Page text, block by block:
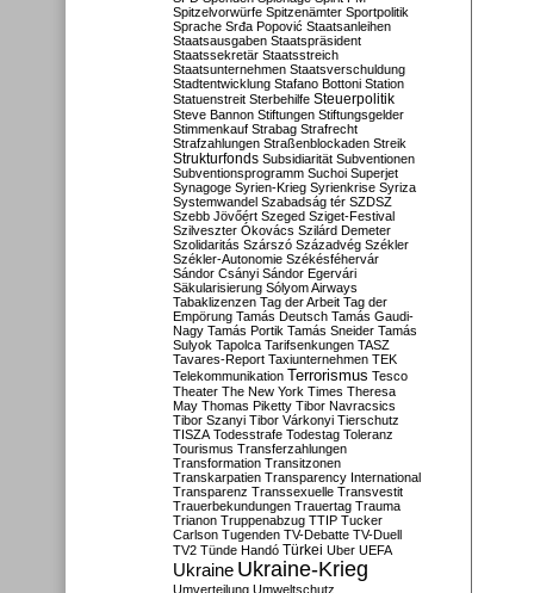
Spitzelvorwürfe Spitzenämter Sportpolitik
Sprache Srđa Popović Staatsanleihen
Staatsausgaben Staatspräsident
Staatssekretär Staatsstreich
Staatsunternehmen Staatsverschuldung
Stadtentwicklung Stafano Bottoni Station
Statuenstreit Sterbehilfe Steuerpolitik
Steve Bannon Stiftungen Stiftungsgelder
Stimmenkauf Strabag Strafrecht
Strafzahlungen Straßenblockaden Streik
Strukturfonds Subsidiarität Subventionen
Subventionsprogramm Suchoi Superjet
Synagoge Syrien-Krieg Syrienkrise Syriza
Systemwandel Szabadság tér SZDSZ
Szebb Jövőért Szeged Sziget-Festival
Szilveszter Ókovács Szilárd Demeter
Szolidaritás Szárszó Századvég Székler
Székler-Autonomie Székésféhervár
Sándor Csányi Sándor Egervári
Säkularisierung Sólyom Airways
Tabaklizenzen Tag der Arbeit Tag der
Empörung Tamás Deutsch Tamás Gaudi-
Nagy Tamás Portik Tamás Sneider Tamás
Sulyok Tapolca Tarifsenkungen TASZ
Tavares-Report Taxiunternehmen TEK
Telekommunikation Terrorismus Tesco
Theater The New York Times Theresa
May Thomas Piketty Tibor Navracsics
Tibor Szanyi Tibor Várkonyi Tierschutz
TISZA Todesstrafe Todestag Toleranz
Tourismus Transferzahlungen
Transformation Transitzonen
Transkarpatien Transparency International
Transparenz Transsexuelle Transvestit
Trauerbekundungen Trauertag Trauma
Trianon Truppenabzug TTIP Tucker
Carlson Tugenden TV-Debatte TV-Duell
TV2 Tünde Handó Türkei Uber UEFA
Ukraine Ukraine-Krieg
Umverteilung Umweltschutz